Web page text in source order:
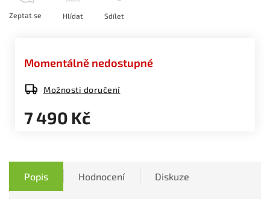
7 490 Kč
Momentálně nedostupné
Možnosti doručení
Zeptat se Hlídat Sdílet
Popis Hodnocení Diskuze